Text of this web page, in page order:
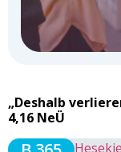
„Deshalb
4,16 NeÜ